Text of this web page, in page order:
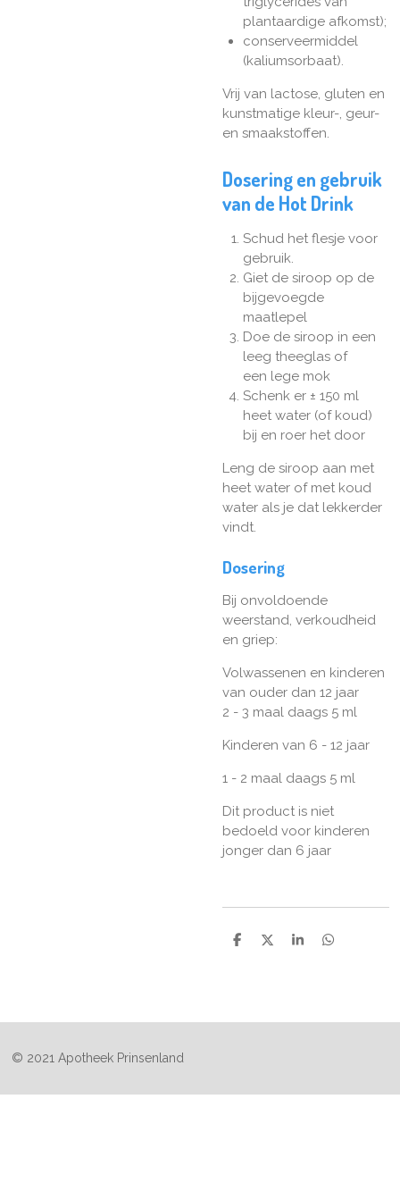
plantaardige afkomst);
conserveermiddel
(kaliumsorbaat).
Vrij van lactose, gluten en
kunstmatige kleur-, geur-
en smaakstoffen.
Dosering en gebruik
van de Hot Drink
Schud het flesje voor
gebruik.
Giet de siroop op de
bijgevoegde
maatlepel
Doe de siroop in een
leeg theeglas of
een lege mok
Schenk er ± 150 ml
heet water (of koud)
bij en roer het door
Leng de siroop aan met
heet water of met koud
water als je dat lekkerder
vindt.
Dosering
Bij onvoldoende
weerstand, verkoudheid
en griep:
Volwassenen en kinderen
van ouder dan 12 jaar
2 - 3 maal daags 5 ml
Kinderen van 6 - 12 jaar
1 - 2 maal daags 5 ml
Dit product is niet
bedoeld voor kinderen
jonger dan 6 jaar
D
D
S
D
© 2021 Apotheek Prinsenland